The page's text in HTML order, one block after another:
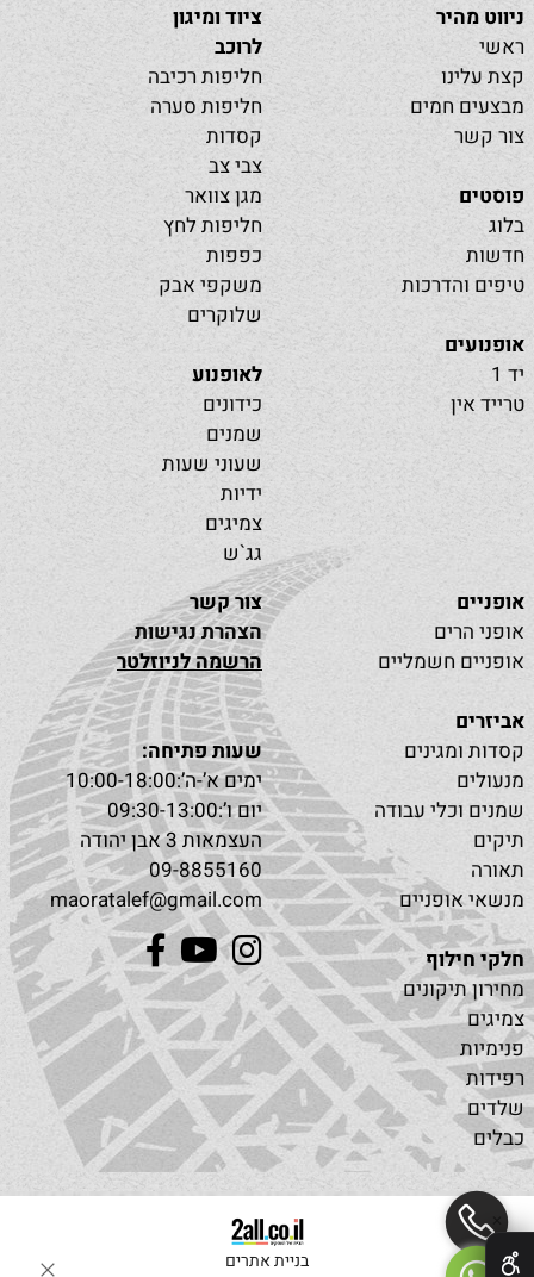
ניווט מהיר
ראשי
קצת עלינו
מבצעים חמים
צור קשר
פוסטים
בלוג
חדשות
טיפים והדרכות
אופנועים
יד 1
טרייד אין
ציוד ומיגון
לרוכב
חליפות רכיבה
חליפות סערה
קסדות
צבי צב
מגן צוואר
חליפות לחץ
כפפות
משקפי אבק
שלוקרים
לאופנוע
כידונים
שמנים
שעוני שעות
ידיות
צמיגים
גג`ש
אופניים
אופני הרים
אופניים חשמליים
אביזרים
קסדות ומגינים
מנעולים
שמנים וכלי עבודה
תיקים
תאורה
מנשאי אופניים
חלקי חילוף
מחירון תיקונים
צמיגים
פנימיות
רפידות
שלדים
כבלים
צור קשר
הצהרת נגישות
הרשמה לניוזלטר
שעות פתיחה:
ימים א’-ה’:10:00-18:00
יום ו’:09:30-13:00
העצמאות 3 אבן יהודה
09-8855160
maoratalef@gmail.com
בניית אתרים